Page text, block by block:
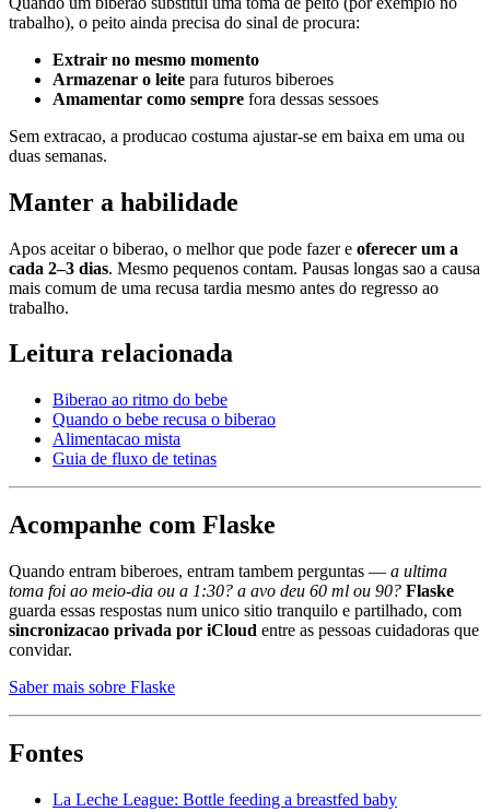
trabalho), o peito ainda precisa do sinal de procura:
Extrair no mesmo momento
Armazenar o leite para futuros biberoes
Amamentar como sempre fora dessas sessoes
Sem extracao, a producao costuma ajustar-se em baixa em uma ou
duas semanas.
Manter a habilidade
Apos aceitar o biberao, o melhor que pode fazer e oferecer um a
cada 2–3 dias. Mesmo pequenos contam. Pausas longas sao a causa
mais comum de uma recusa tardia mesmo antes do regresso ao
trabalho.
Leitura relacionada
Biberao ao ritmo do bebe
Quando o bebe recusa o biberao
Alimentacao mista
Guia de fluxo de tetinas
Acompanhe com Flaske
Quando entram biberoes, entram tambem perguntas — a ultima
toma foi ao meio-dia ou a 1:30? a avo deu 60 ml ou 90? Flaske
guarda essas respostas num unico sitio tranquilo e partilhado, com
sincronizacao privada por iCloud entre as pessoas cuidadoras que
convidar.
Saber mais sobre Flaske
Fontes
La Leche League: Bottle feeding a breastfed baby